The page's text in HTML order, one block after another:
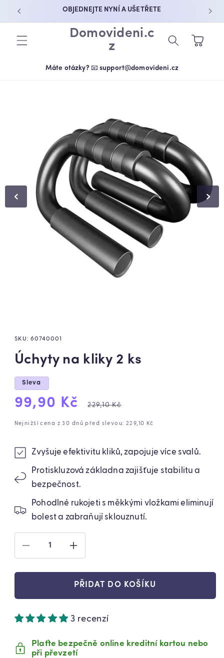
PŘEJÍT K
OBJEDNEJTE NYNÍ A UŠETŘETE
Domovideni.c
z
Košík
Máte otázky? 📧 support@domovideni.cz
SKU:60740001
Úchyty na kliky 2 ks
Sleva
Výprodejová
cena
99,90 Kč
Běžná
cena
229,10 Kč
Nejnižší cena z 30 dnů před slevou: 229,10 Kč
Zvyšuje efektivitu kliků, zapojuje více svalů.
Protiskluzová základna zajišťuje stabilitu a
bezpečnost.
Pohodlné rukojeti s měkkými vložkami eliminují
bolest a zabraňují sklouznutí.
SNÍŽIT
MNOŽSTVÍ
PRODUKTU
KLIKY
KS
ZVÝŠIT
MNOŽSTVÍ
PRODUKTU
ÚCHYTY
NA
KLIKY
KS
PŘIDAT DO KOŠÍKU
3 recenzí
Plaťte bezpečně online kreditní kartou nebo
při převzetí